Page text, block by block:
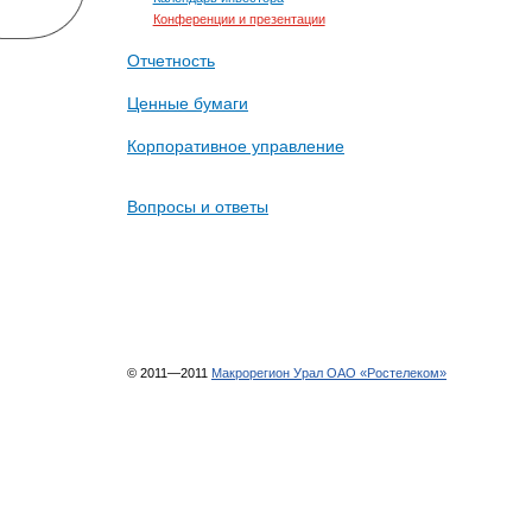
Конференции и презентации
Отчетность
Ценные бумаги
Корпоративное управление
Вопросы и ответы
© 2011—2011 Макрорегион Урал ОАО «Ростелеком»